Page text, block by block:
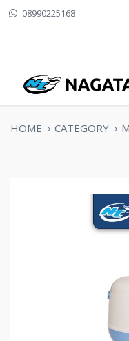
08990225168
HOME CATEGORY